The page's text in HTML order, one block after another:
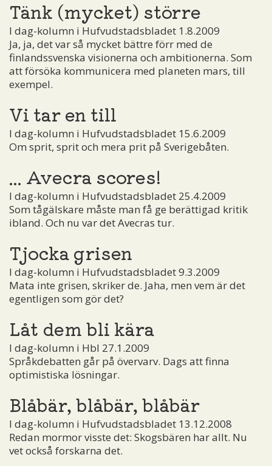
Tänk (mycket) större
I dag-kolumn i Hufvudstadsbladet 1.8.2009
Ja, ja, det var så mycket bättre förr med de
finlandssvenska visionerna och ambitionerna. Som
att försöka kommunicera med planeten mars, till
exempel.
Vi tar en till
I dag-kolumn i Hufvudstadsbladet 15.6.2009
Om sprit, sprit och mera prit på Sverigebåten.
... Avecra scores!
I dag-kolumn i Hufvudstadsbladet 25.4.2009
Som tågälskare måste man få ge berättigad kritik
ibland. Och nu var det Avecras tur.
Tjocka grisen
I dag-kolumn i Hufvudstadsbladet 9.3.2009
Mata inte grisen, skriker de. Jaha, men vem är det
egentligen som gör det?
Låt dem bli kära
I dag-kolumn i Hbl 27.1.2009
Språkdebatten går på övervarv. Dags att finna
optimistiska lösningar.
Blåbär, blåbär, blåbär
I dag-kolumn i Hufvudstadsbladet 13.12.2008
Redan mormor visste det: Skogsbären har allt. Nu
vet också forskarna det.